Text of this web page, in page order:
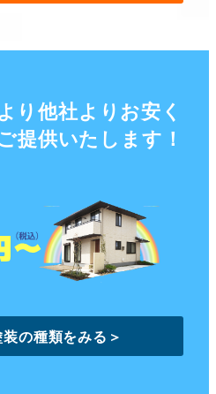
り他社よりお安く
提供いたします！
の種類をみる＞